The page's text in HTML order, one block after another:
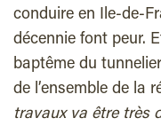
conduire en Ile-de-
décennie font peur.
baptême du
de l’ensemble de la
travaux va être très